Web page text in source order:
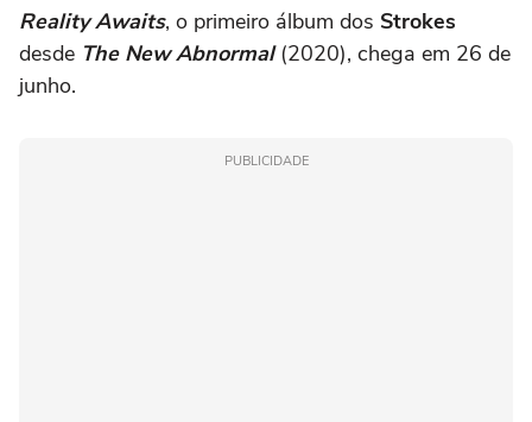
Reality Awaits, o primeiro álbum dos Strokes
desde The New Abnormal(2020), chega em 26 de
junho.
PUBLICIDADE